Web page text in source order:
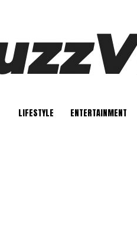
LIFESTYLE ENTERTAINMENT